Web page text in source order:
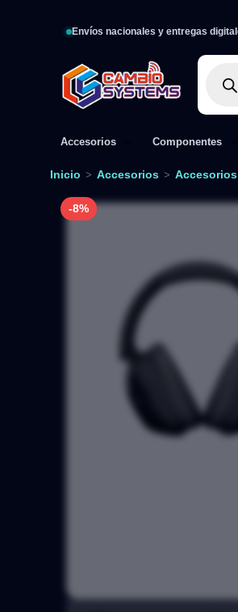
Envíos nacionales y entregas
Accesorios Componentes
Inicio > Accesorios >
-8%